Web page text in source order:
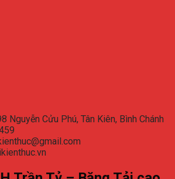
Nguyễn Cửu Phú, Tân Kiên, Bình Chánh